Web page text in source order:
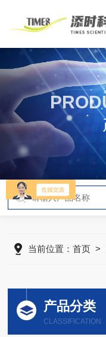
当前位置：首页 >
产品分类
CLASSIFICATION